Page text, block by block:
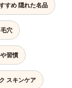
すめ 隠れた名品
穴
習慣
スキンケア